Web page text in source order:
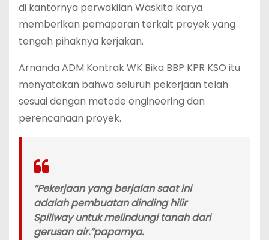
di kantornya perwakilan Waskita karya
memberikan pemaparan terkait proyek yang
tengah pihaknya kerjakan.
‎Arnanda ADM Kontrak WK Bika BBP KPR KSO itu
menyatakan bahwa seluruh pekerjaan telah
sesuai dengan metode engineering dan
perencanaan proyek.
‎”Pekerjaan yang berjalan saat ini
adalah pembuatan dinding hilir
Spillway untuk melindungi tanah dari
gerusan air.”paparnya.